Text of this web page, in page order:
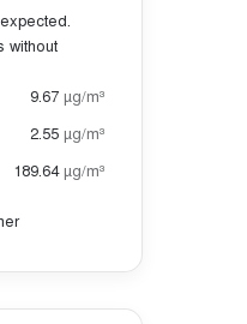
without
9.67 µg/m³
2.55 µg/m³
189.64 µg/m³